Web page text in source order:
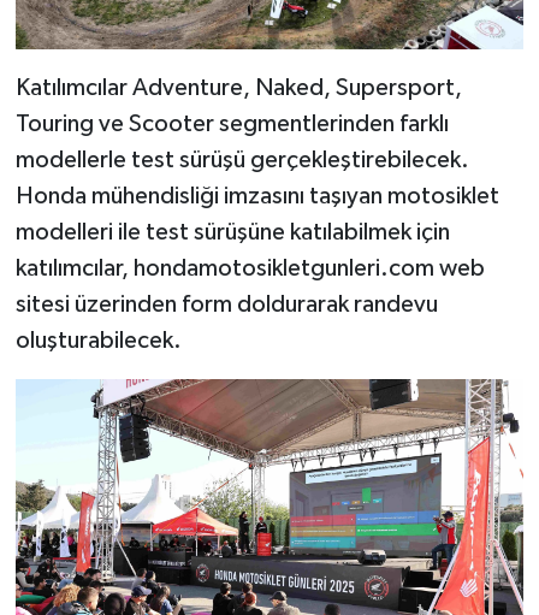
Katılımcılar Adventure, Naked, Supersport,
Touring ve Scooter segmentlerinden farklı
modellerle test sürüşü gerçekleştirebilecek.
Honda mühendisliği imzasını taşıyan motosiklet
modelleri ile test sürüşüne katılabilmek için
katılımcılar, hondamotosikletgunleri.com web
sitesi üzerinden form doldurarak randevu
oluşturabilecek.